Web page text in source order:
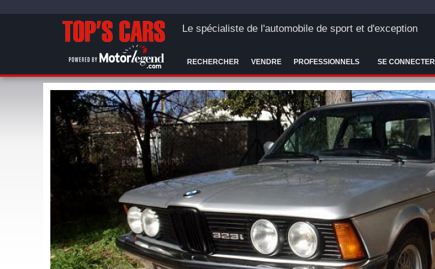
Le spécialiste de l'automobile de sport et d'exception
RECHERCHER VENDRE PROFESSIONNELS SE CONNECTER